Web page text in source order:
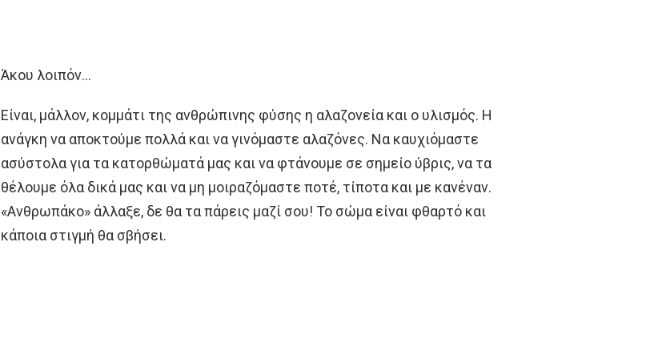
Άκου λοιπόν…
Είναι, μάλλον, κομμάτι της ανθρώπινης φύσης η αλαζονεία και ο υλισμός. Η
ανάγκη να αποκτούμε πολλά και να γινόμαστε αλαζόνες. Να καυχιόμαστε
ασύστολα για τα κατορθώματά μας και να φτάνουμε σε σημείο ύβρις, να τα
θέλουμε όλα δικά μας και να μη μοιραζόμαστε ποτέ, τίποτα και με κανέναν.
«Ανθρωπάκο» άλλαξε, δε θα τα πάρεις μαζί σου! Το σώμα είναι φθαρτό και
κάποια στιγμή θα σβήσει.